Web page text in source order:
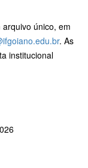
único, em
. As
institucional